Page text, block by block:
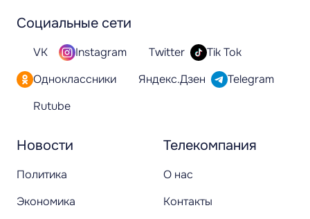
Новости
Политика
Экономика
Телекомпания
О нас
Контакты
Социальные сети
VK Instagram Twitter
Tik Tok
Одноклассники
Яндекс.Дзен
Telegram
Rutube